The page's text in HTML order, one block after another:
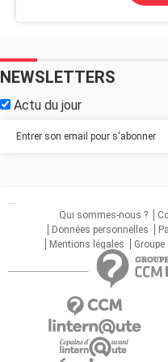
NEWSLETTERS
Actu du jour
...
Qui sommes-nous ?
Données personnelles
Mentions légales
Groupe